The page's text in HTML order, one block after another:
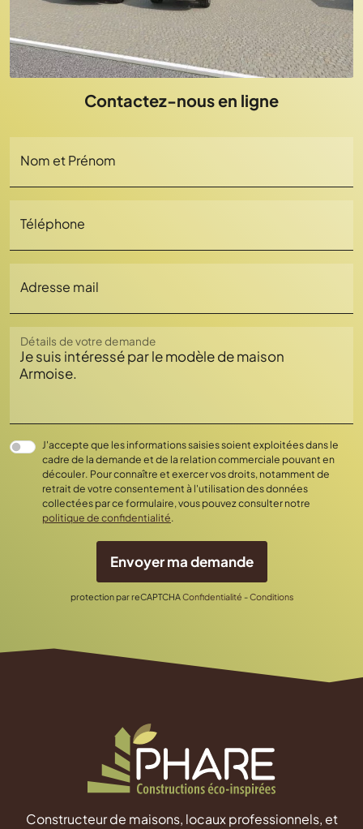
Contactez-nous en ligne
Chargement...
Nom et Prénom
Téléphone
Adresse mail
Détails de votre demande
J'accepte que les informations saisies soient exploitées dans le
cadre de la demande et de la relation commerciale pouvant en
découler. Pour connaître et exercer vos droits, notamment de
retrait de votre consentement à l'utilisation des données
collectées par ce formulaire, vous pouvez consulter notre
politique de confidentialité.
Envoyer ma demande
protection par reCAPTCHAConfidentialité -Conditions
Constructeur de maisons, locaux professionnels, et